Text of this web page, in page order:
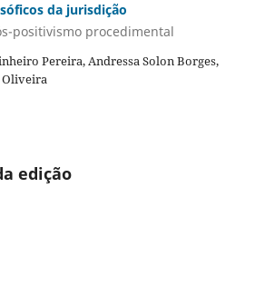
da jurisdição
positivismo procedimental
Pereira, Andressa Solon Borges,
Oliveira
edição